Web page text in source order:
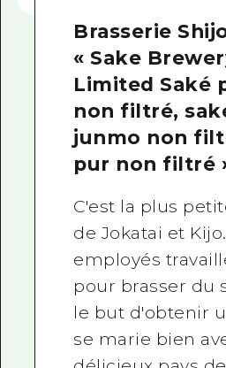
Brasserie
« Sake
Limited Saké
non filtré,
junmo non
pur non filtré
C'est la plus
de Jokatai et
employés
pour brasser du
le but d'obtenir
se marie bien